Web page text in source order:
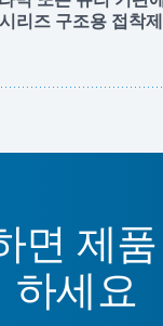
리즈 구조용 접착
면 제
하세요